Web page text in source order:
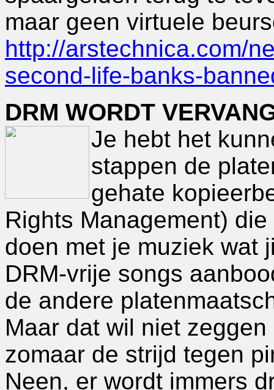
maar geen virtuele
http://arstechnica.com/
second-life-banks-
DRM WORDT
Je hebt het
stappen de
gehate
Rights Management)
doen met je muziek wat
DRM-vrije songs
de andere
Maar dat wil niet
zomaar de strijd tegen
Neen, er wordt immers